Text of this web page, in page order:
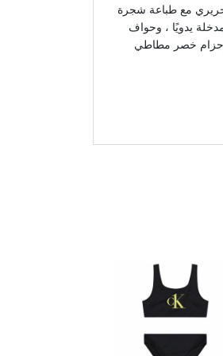
مع طباعة شجرة
يدويًا ، وحواف
حزام خصر مطاطي